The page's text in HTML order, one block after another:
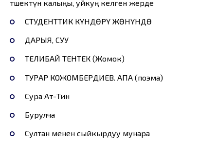
төшектүн калыңы, уйкуң келген жерде
СТУДЕНТТИК КҮНДӨРҮ ЖӨНҮНДӨ
ДАРЫЯ, СУУ
ТЕЛИБАЙ ТЕНТЕК (Жомок)
ТУРАР КОЖОМБЕРДИЕВ. АПА (поэма)
Сура Ат-Тин
Бурулча
Султан менен сыйкырдуу мунара